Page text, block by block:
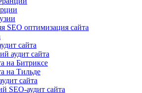
SEO оптимизация сайта
сайта
аудит сайта
на Битриксе
на Тильде
сайта
SEO-аудит сайта